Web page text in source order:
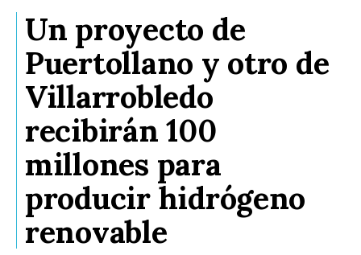
Un proyecto de
Puertollano y otro de
Villarrobledo
recibirán 100
millones para
producir hidrógeno
renovable